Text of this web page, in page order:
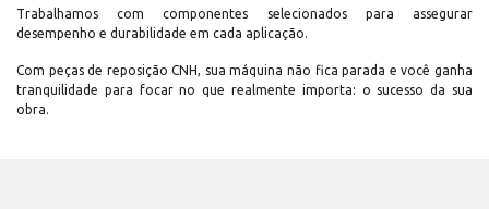
Trabalhamos com componentes selecionados para assegurar
desempenho e durabilidade em cada aplicação.
Com peças de reposição CNH, sua máquina não fica parada e você ganha
tranquilidade para focar no que realmente importa: o sucesso da sua
obra.